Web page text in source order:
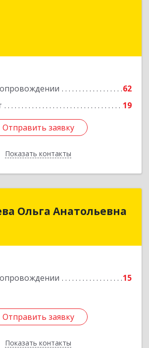
62
19
Отправить заявку
Показать контакты
Респ, Глазов г, Сибирская
Отправить заявку
Назад
Ольга Анатольевна
15
Отправить заявку
Показать контакты
Отправить заявку
Назад